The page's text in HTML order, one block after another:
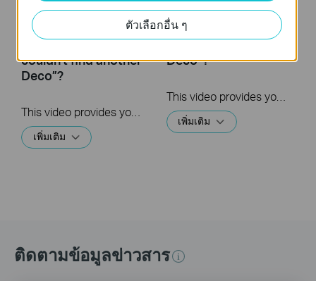
configure the
satellite Deco and
get stuck on “We
couldn't find another
Deco”?
This video provides you with solutions when you fail to configure the slave Deco and get stuck on the step ” We couldn't find another Deco”.
เพิ่มเติม
configure the main
Deco and get stuck
on “We couldn't find
Deco”?
This video provides you with solutions when you fail to configure the main Deco and get stuck on the step ” We couldn’t find Deco”.
เพิ่มเติม
ติดตามข้อมูลข่าวสาร
ตัวเลือกอื่น ๆ